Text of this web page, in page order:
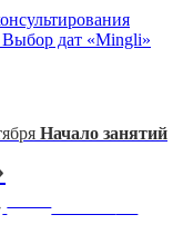
дат «Mingli»
Начало занятий
Начало: